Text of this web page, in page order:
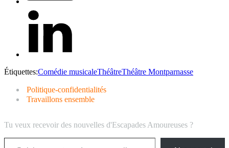
Étiquettes:Comédie musicaleThéâtreThéâtre Montparnasse
Politique-confidentialités
Travaillons ensemble
Tu veux recevoir des nouvelles d'Escapades Amoureuses ?
Saisissez votre adresse e-mail…